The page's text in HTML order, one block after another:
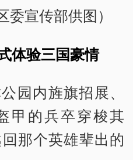
宣传部供图）
体验三国豪情
园内旌旗招展、
甲的兵卒穿梭其
那个英雄辈出的